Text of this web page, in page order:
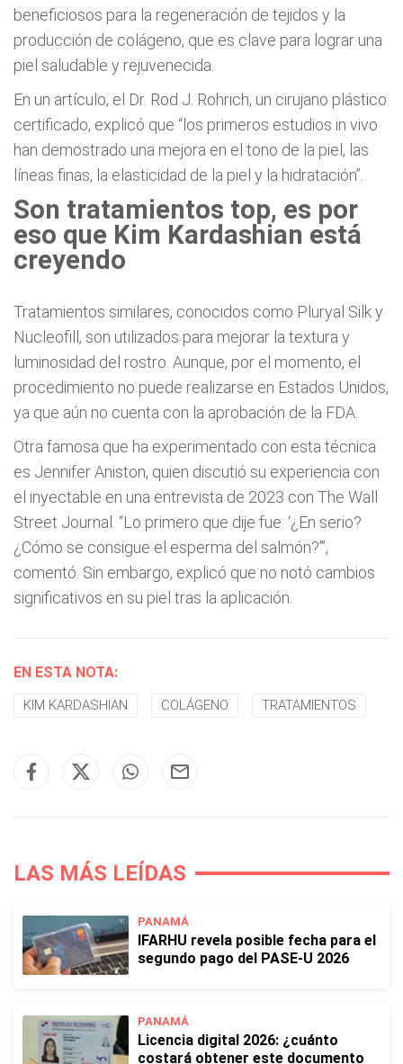
beneficiosos para la regeneración de tejidos y la
producción de colágeno, que es clave para lograr una
piel saludable y rejuvenecida.
En un artículo, el Dr. Rod J. Rohrich, un cirujano plástico
certificado, explicó que “los primeros estudios in vivo
han demostrado una mejora en el tono de la piel, las
líneas finas, la elasticidad de la piel y la hidratación”.
Son tratamientos top, es por
eso que Kim Kardashian está
creyendo
Tratamientos similares, conocidos como Pluryal Silk y
Nucleofill, son utilizados para mejorar la textura y
luminosidad del rostro. Aunque, por el momento, el
procedimiento no puede realizarse en Estados Unidos,
ya que aún no cuenta con la aprobación de la FDA.
Otra famosa que ha experimentado con esta técnica
es Jennifer Aniston, quien discutió su experiencia con
el inyectable en una entrevista de 2023 con The Wall
Street Journal. “Lo primero que dije fue: ‘¿En serio?
¿Cómo se consigue el esperma del salmón?’”,
comentó. Sin embargo, explicó que no notó cambios
significativos en su piel tras la aplicación.
EN ESTA NOTA:
KIM KARDASHIAN COLÁGENO TRATAMIENTOS
LAS MÁS LEÍDAS
PANAMÁ
IFARHU revela posible fecha para el
segundo pago del PASE-U 2026
PANAMÁ
Licencia digital 2026: ¿cuánto
costará obtener este documento